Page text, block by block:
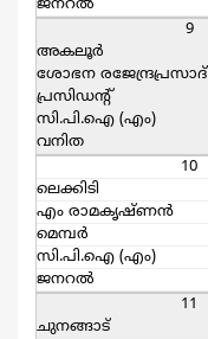
ജനറല്‍
9
അകലൂര്‍
ശോഭന രജേന്ദ്രപ്രസാദ്
പ്രസിഡന്റ്
സി.പി.ഐ (എം)
വനിത
10
ലെക്കിടി
എം രാമകൃഷ്ണന്‍
മെമ്പര്‍
സി.പി.ഐ (എം)
ജനറല്‍
11
ചുനങ്ങാട്